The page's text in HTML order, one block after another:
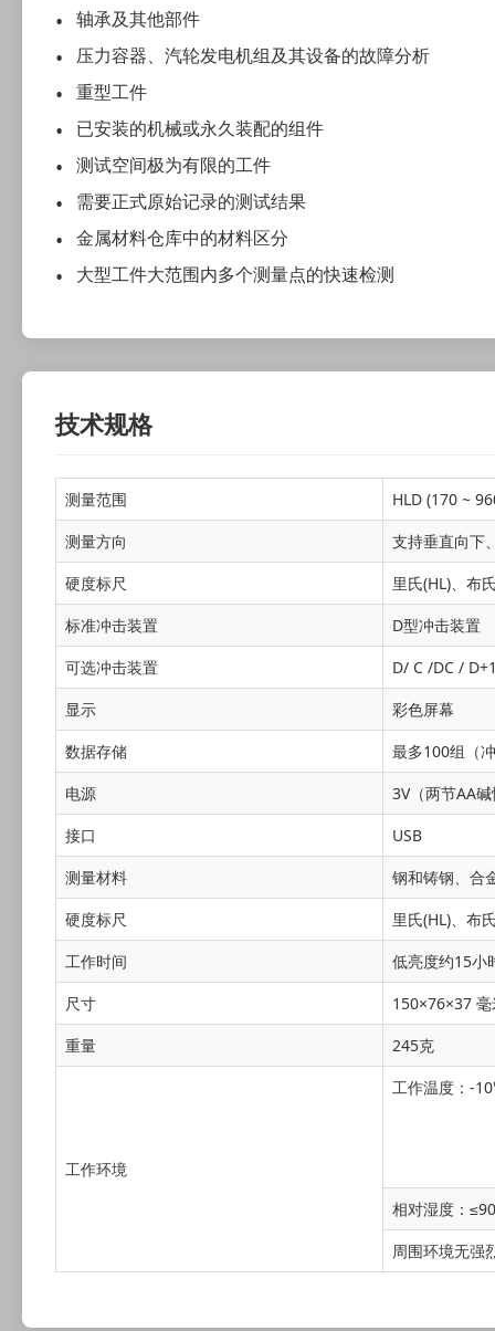
轴承及其他部件
压力容器、汽轮发电机组及其设备的故障分析
重型工件
已安装的机械或永久装配的组件
测试空间极为有限的工件
需要正式原始记录的测试结果
金属材料仓库中的材料区分
大型工件大范围内多个测量点的快速检测
技术规格
测量范围
HLD (170 ~
测量方向
支持垂直向下
硬度标尺
里氏(HL)、布
标准冲击装置
D型冲击装置
可选冲击装置
D/ C /DC /
显示
彩色屏幕
数据存储
最多100组（
电源
3V（两节AA
接口
USB
测量材料
钢和铸钢、合
硬度标尺
里氏(HL)、布
工作时间
低亮度约15小
尺寸
150×76×37
重量
245克
工作环境
工作温度：-
相对湿度：
周围环境无强